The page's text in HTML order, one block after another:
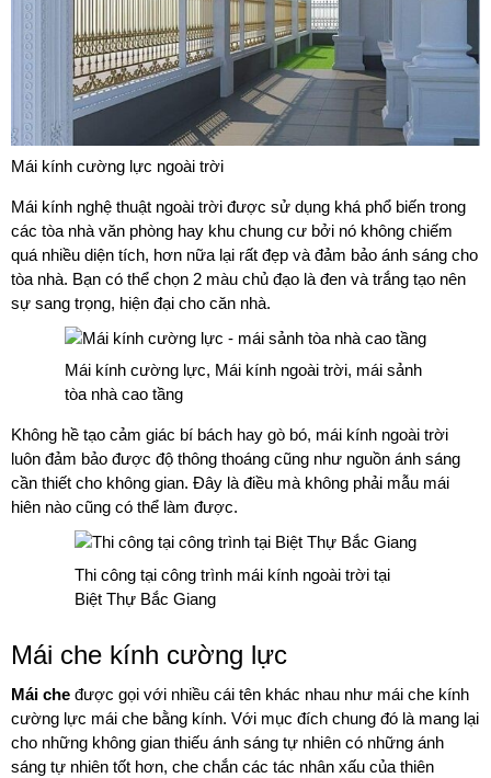
Mái kính cường lực ngoài trời
Mái kính nghệ thuật ngoài trời được sử dụng khá phổ biến trong
các tòa nhà văn phòng hay khu chung cư bởi nó không chiếm
quá nhiều diện tích, hơn nữa lại rất đẹp và đảm bảo ánh sáng cho
tòa nhà. Bạn có thể chọn 2 màu chủ đạo là đen và trắng tạo nên
sự sang trọng, hiện đại cho căn nhà.
Mái kính cường lực, Mái kính ngoài trời, mái sảnh
tòa nhà cao tầng
Không hề tạo cảm giác bí bách hay gò bó, mái kính ngoài trời
luôn đảm bảo được độ thông thoáng cũng như nguồn ánh sáng
cần thiết cho không gian. Đây là điều mà không phải mẫu mái
hiên nào cũng có thể làm được.
Thi công tại công trình mái kính ngoài trời tại
Biệt Thự Bắc Giang
Mái che kính cường lực
Mái che được gọi với nhiều cái tên khác nhau như mái che kính
cường lực mái che bằng kính. Với mục đích chung đó là mang lại
cho những không gian thiếu ánh sáng tự nhiên có những ánh
sáng tự nhiên tốt hơn, che chắn các tác nhân xấu của thiên